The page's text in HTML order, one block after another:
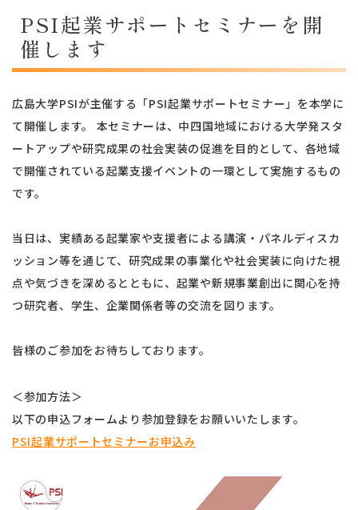
PSI起業サポートセミナーを開
催します
広島大学PSIが主催する「PSI起業サポートセミナー」を本学に
て開催します。 本セミナーは、中四国地域における大学発スタ
ートアップや研究成果の社会実装の促進を目的として、各地域
で開催されている起業支援イベントの一環として実施するもの
です。
当日は、実績ある起業家や支援者による講演・パネルディスカ
ッション等を通じて、研究成果の事業化や社会実装に向けた視
点や気づきを深めるとともに、起業や新規事業創出に関心を持
つ研究者、学生、企業関係者等の交流を図ります。
皆様のご参加をお待ちしております。
＜参加方法＞
以下の申込フォームより参加登録をお願いいたします。
PSI起業サポートセミナーお申込み